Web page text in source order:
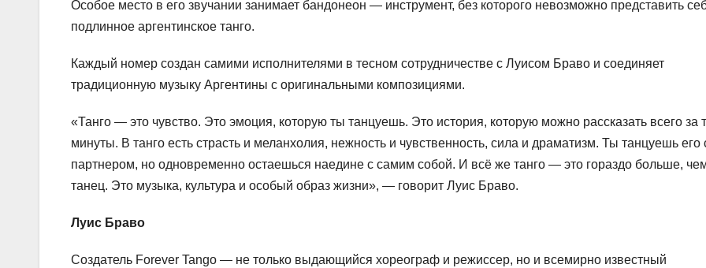
Особое место в его звучании занимает бандонеон — инструмент, без которого невозможно представить
подлинное аргентинское танго.
Каждый номер создан самими исполнителями в тесном сотрудничестве с Луисом Браво и соединяет
традиционную музыку Аргентины с оригинальными композициями.
«Танго — это чувство. Это эмоция, которую ты танцуешь. Это история, которую можно рассказать всего за
минуты. В танго есть страсть и меланхолия, нежность и чувственность, сила и драматизм. Ты танцуешь его
партнером, но одновременно остаешься наедине с самим собой. И всё же танго — это гораздо больше,
танец. Это музыка, культура и особый образ жизни», — говорит Луис Браво.
Луис Браво
Создатель Forever Tango — не только выдающийся хореограф и режиссер, но и всемирно известный